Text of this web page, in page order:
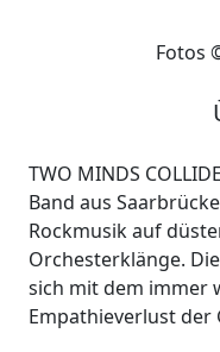
Fotos
TWO MINDS
Band aus
Rockmusik auf
Orchesterklänge.
sich mit dem immer
Empathieverlust der